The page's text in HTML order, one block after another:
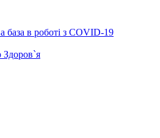
база в роботі з COVID-19
Здоров`я